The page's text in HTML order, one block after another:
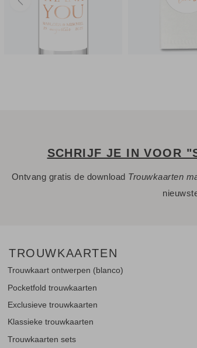
SCHRIJF JE IN VOOR
Ontvang gratis de download Trouwkaarten
TROUWKAARTEN
Trouwkaart ontwerpen (blanco)
Pocketfold trouwkaarten
Exclusieve trouwkaarten
Klassieke trouwkaarten
Trouwkaarten sets